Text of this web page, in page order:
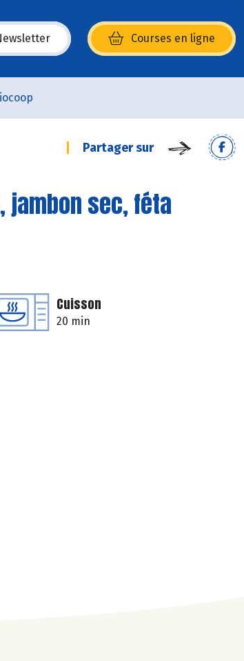
Courses en ligne
une nouvelle fenêtre)
Partager sur
sec, féta
Cuisson
20 min